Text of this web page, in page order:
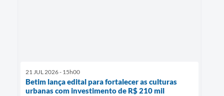
21 JUL 2026 - 15h00
Betim lança edital para fortalecer as culturas
urbanas com investimento de R$ 210 mil